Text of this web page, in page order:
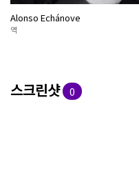
Alonso Echánove
역
스크린샷 0